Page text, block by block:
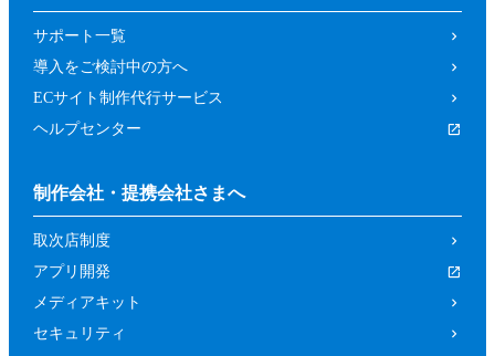
サポート一覧
導入をご検討中の方へ
ECサイト制作代行サービス
ヘルプセンター
制作会社・提携会社さまへ
取次店制度
アプリ開発
メディアキット
セキュリティ